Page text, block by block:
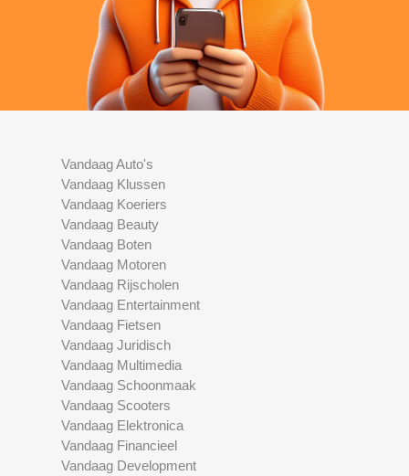
Vandaag Auto's
Vandaag Klussen
Vandaag Koeriers
Vandaag Beauty
Vandaag Boten
Vandaag Motoren
Vandaag Rijscholen
Vandaag Entertainment
Vandaag Fietsen
Vandaag Juridisch
Vandaag Multimedia
Vandaag Schoonmaak
Vandaag Scooters
Vandaag Elektronica
Vandaag Financieel
Vandaag Development